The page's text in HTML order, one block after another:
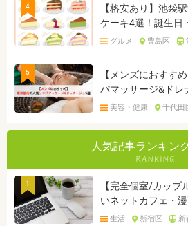
4
【格安あり】池袋
ケーキ4選！誕生日
グルメ 豊島区
5
【メンズにおすす
パマッサージ&ドレ
美容・健康 千代田
人気記事ランキン
1
【完全個室/カッ
いネットカフェ・
生活 新宿区 新